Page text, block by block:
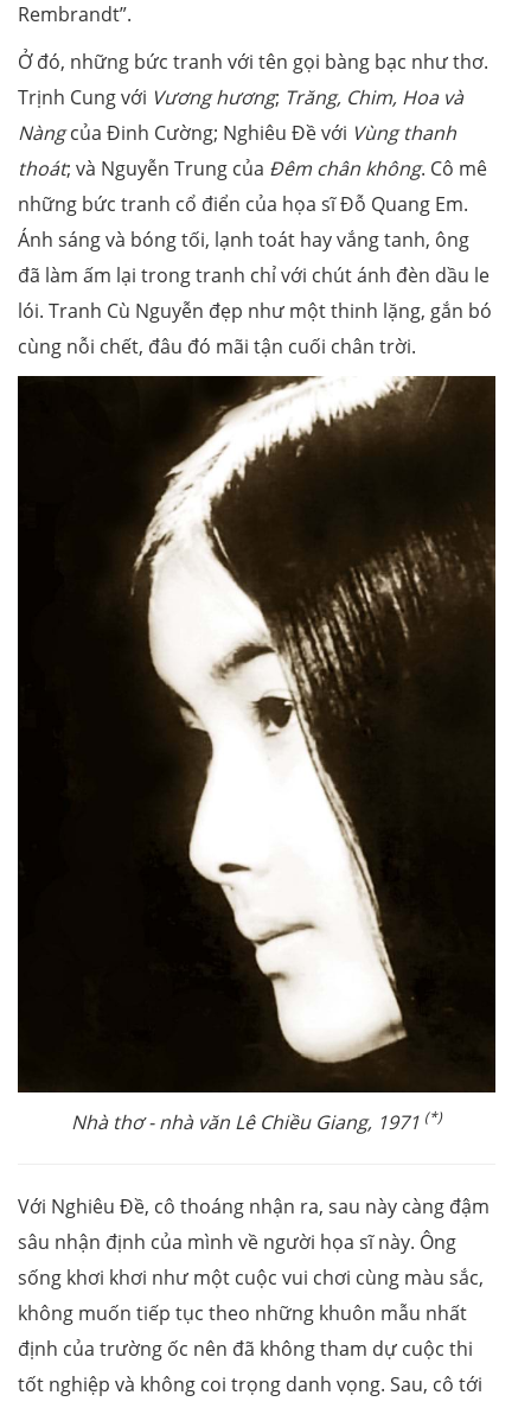
Rembrandt”.
Ở đó, những bức tranh với tên gọi bàng bạc như thơ.
Trịnh Cung với Vương hương; Trăng, Chim, Hoa và
Nàngcủa Đinh Cường; Nghiêu Đề với Vùng thanh
thoát; và Nguyễn Trung của Đêm chân không. Cô mê
những bức tranh cổ điển của họa sĩ Đỗ Quang Em.
Ánh sáng và bóng tối, lạnh toát hay vắng tanh, ông
đã làm ấm lại trong tranh chỉ với chút ánh đèn dầu le
lói. Tranh Cù Nguyễn đẹp như một thinh lặng, gắn bó
cùng nỗi chết, đâu đó mãi tận cuối chân trời.
Nhà thơ - nhà văn Lê Chiều Giang, 1971 (*)
Với Nghiêu Đề, cô thoáng nhận ra, sau này càng đậm
sâu nhận định của mình về người họa sĩ này. Ông
sống khơi khơi như một cuộc vui chơi cùng màu sắc,
không muốn tiếp tục theo những khuôn mẫu nhất
định của trường ốc nên đã không tham dự cuộc thi
tốt nghiệp và không coi trọng danh vọng. Sau, cô tới